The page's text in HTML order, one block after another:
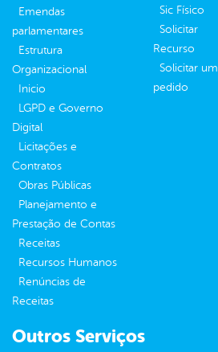
Emendas
parlamentares
Estrutura
Organizacional
Inicio
LGPD e Governo
Digital
Licitações e
Contratos
Obras Públicas
Planejamento e
Prestação de Contas
Receitas
Recursos Humanos
Renúncias de
Receitas
Sic Físico
Solicitar
Recurso
Solicitar um
pedido
Outros Serviços